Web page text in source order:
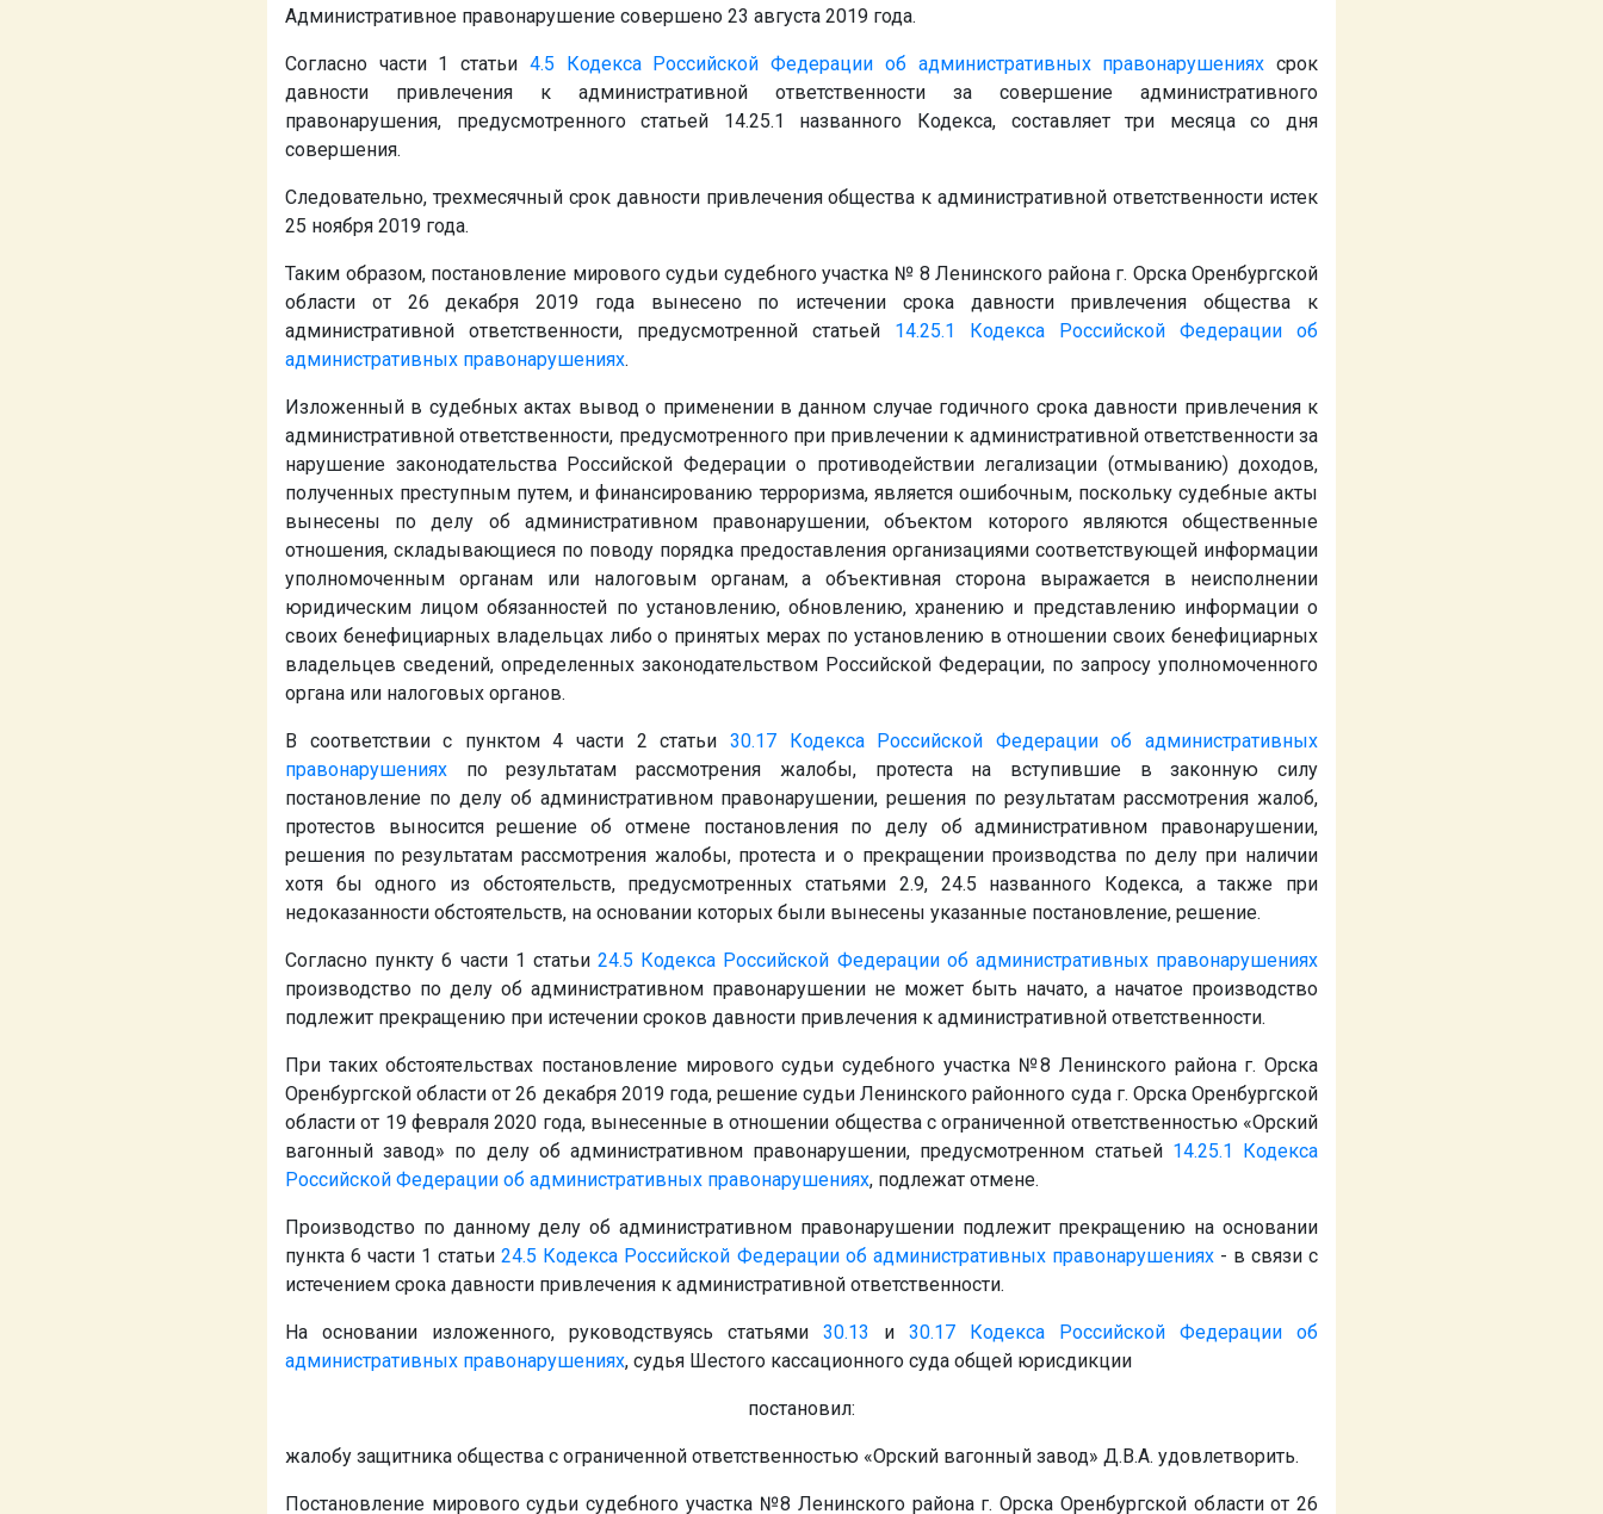
Административное правонарушение совершено 23 августа 2019 года.
Согласно части 1 статьи 4.5 Кодекса Российской Федерации об административных правонарушениях срок
давности привлечения к административной ответственности за совершение административного
правонарушения, предусмотренного статьей 14.25.1 названного Кодекса, составляет три месяца со дня
совершения.
Следовательно, трехмесячный срок давности привлечения общества к административной ответственности истек
25 ноября 2019 года.
Таким образом, постановление мирового судьи судебного участка № 8 Ленинского района г. Орска Оренбургской
области от 26 декабря 2019 года вынесено по истечении срока давности привлечения общества к
административной ответственности, предусмотренной статьей 14.25.1
Кодекса Российской Федерации об
административных правонарушениях.
Изложенный в судебных актах вывод о применении в данном случае годичного срока давности привлечения к
административной ответственности, предусмотренного при привлечении к административной ответственности за
нарушение законодательства Российской Федерации о противодействии легализации (отмыванию) доходов,
полученных преступным путем, и финансированию терроризма, является ошибочным, поскольку судебные акты
вынесены по делу об административном правонарушении, объектом которого являются общественные
отношения, складывающиеся по поводу порядка предоставления организациями соответствующей информации
уполномоченным органам или налоговым органам, а объективная сторона выражается в неисполнении
юридическим лицом обязанностей по установлению, обновлению, хранению и представлению информации о
своих бенефициарных владельцах либо о принятых мерах по установлению в отношении своих бенефициарных
владельцев сведений, определенных законодательством Российской Федерации, по запросу уполномоченного
органа или налоговых органов.
В соответствии с пунктом 4 части 2 статьи 30.17
Кодекса Российской Федерации об административных
правонарушениях по результатам рассмотрения жалобы, протеста на вступившие в законную силу
постановление по делу об административном правонарушении, решения по результатам рассмотрения жалоб,
протестов выносится решение об отмене постановления по делу об административном правонарушении,
решения по результатам рассмотрения жалобы, протеста и о прекращении производства по делу при наличии
хотя бы одного из обстоятельств, предусмотренных статьями 2.9, 24.5 названного Кодекса, а также при
недоказанности обстоятельств, на основании которых были вынесены указанные постановление, решение.
Согласно пункту 6 части 1 статьи 24.5 Кодекса Российской Федерации об административных правонарушениях
производство по делу об административном правонарушении не может быть начато, а начатое производство
подлежит прекращению при истечении сроков давности привлечения к административной ответственности.
При таких обстоятельствах постановление мирового судьи судебного участка №8 Ленинского района г. Орска
Оренбургской области от 26 декабря 2019 года, решение судьи Ленинского районного суда г. Орска Оренбургской
области от 19 февраля 2020 года, вынесенные в отношении общества с ограниченной ответственностью «Орский
вагонный завод» по делу об административном правонарушении, предусмотренном статьей 14.25.1 Кодекса
Российской Федерации об административных правонарушениях, подлежат отмене.
Производство по данному делу об административном правонарушении подлежит прекращению на основании
пункта 6 части 1 статьи24.5 Кодекса Российской Федерации об административных правонарушениях- в связи с
истечением срока давности привлечения к административной ответственности.
На основании изложенного, руководствуясь статьями 30.13 и 30.17
Кодекса Российской Федерации об
административных правонарушениях, судья Шестого кассационного суда общей юрисдикции
постановил:
жалобу защитника общества с ограниченной ответственностью «Орский вагонный завод» Д.В.А. удовлетворить.
Постановление мирового судьи судебного участка №8 Ленинского района г. Орска Оренбургской области от 26